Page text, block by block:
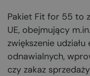
Pakiet Fit for 55 to
UE, obejmujący
zwiększenie udziału
odnawialnych,
czy zakaz